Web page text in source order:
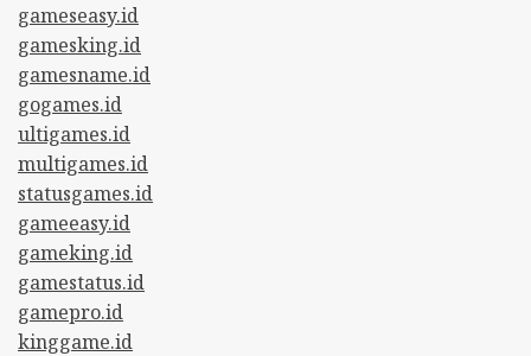
gameseasy.id
gamesking.id
gamesname.id
gogames.id
ultigames.id
multigames.id
statusgames.id
gameeasy.id
gameking.id
gamestatus.id
gamepro.id
kinggame.id